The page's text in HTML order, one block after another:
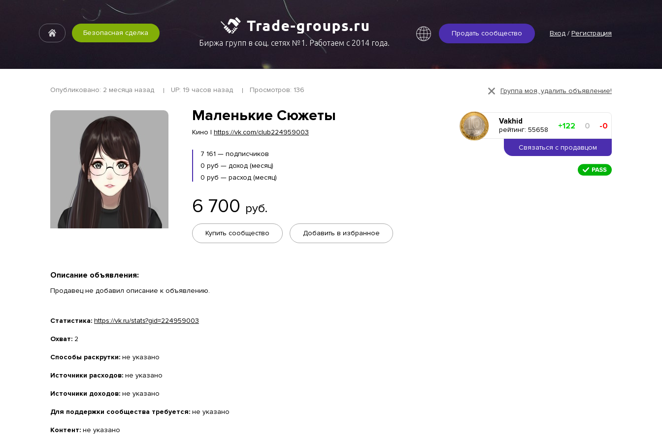
Продать сообщество Вход / Регистрация
Безопасная сделка
Биржа групп в соц. сетях №1. Работаем с 2014 года.
Группа моя, удалить объявление!
Vakhid
рейтинг: 55658 +122 0 -0
Связаться с продавцом
Опубликовано: 2 месяца назад UP: 19 часов назад Просмотров: 136
Маленькие Сюжеты
Кино | https://vk.com/club224959003
7 161 — подписчиков
0 руб — доход (месяц)
0 руб — расход (месяц)
6 700 руб.
Купить сообщество Добавить в избранное
Описание объявления:
Продавец не добавил описание к объявлению.
Статистика: https://vk.ru/stats?gid=224959003
Охват: 2
Способы раскрутки: не указано
Источники расходов: не указано
Источники доходов: не указано
Для поддержки сообщества требуется: не указано
Контент: не указано